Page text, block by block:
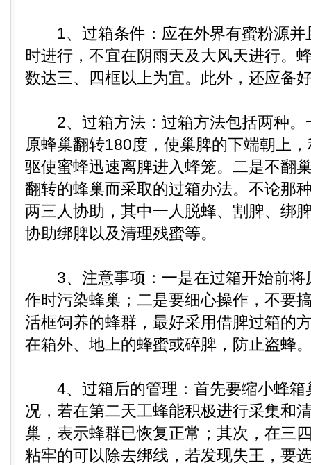
1、过箱条件：应在外界有蜜粉源并
时进行，不宜在阴雨天及大风天进行。
数达三、四框以上为宜。此外，还应备
2、过箱方法：过箱方法包括两种。
原蜂巢翻转180度，使巢脾的下端朝上
驱使蜜蜂迅速离脾进入蜂笼。二是不翻
翻转的蜂巢而采取的过箱办法。不论那
两三人协助，其中一人脱蜂、割脾、绑
协助绑脾以及清理残蜜等。
3、注意事项：一是在过箱开始前将
作时污染蜂巢；二是要细心操作，不要
活框饲养的蜂群，最好采用借脾过箱的
在箱外、地上的蜂蜜或碎脾，防止盗蜂
4、过箱后的管理：首先要缩小蜂箱
况，若在第二天工蜂能积极进行采集和
巢，表示蜂群已恢复正常；其次，在三
粘牢的可以除去绑线，若发现失王，要